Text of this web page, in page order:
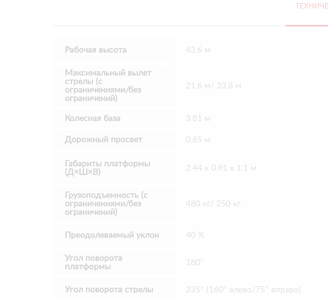
Рабочая высота 43.6 м
Максимальный вылет
стрелы (с
ограничениями/без
ограничений)
21.6 м/ 23.8 м
Колесная база 3.81 м
Дорожный просвет 0.65 м
Габариты платформы
(Д×Ш×В)
2.44 х 0.91 х 1.1 м
Грузоподъемность (с
ограничениями/без
ограничений)
480 кг/ 250 кг
Преодолеваемый уклон 40 %
Угол поворота
платформы
180°
Угол поворота стрелы 235° (160° влево/75° вправо)